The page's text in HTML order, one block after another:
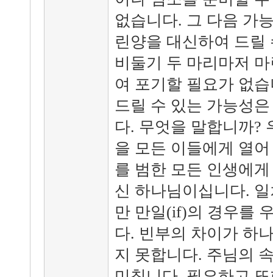
없습니다. 그 다음 가
린양을 대신하여 드
비둘기 두 마리마저
여 포기할 필요가 없
드릴 수 있는 가능성
다. 무엇을 말합니까?
을 모든 이들에게 열
를 범한 모든 인생에
신 하나님이십니다.
만 만일(if)의 경우를
다. 빈부의 차이가 하
지 못합니다. 주님의